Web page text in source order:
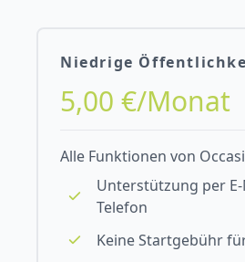
Niedrige
5,00 €/Monat
Alle Funktionen von
Unterstützung per
Telefon
Keine Startgebühr